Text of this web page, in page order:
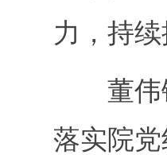
力，持
董伟锋
落实院